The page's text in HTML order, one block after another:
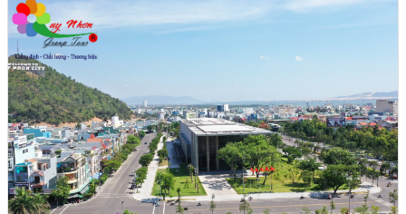
VÉ HẢI GIANG